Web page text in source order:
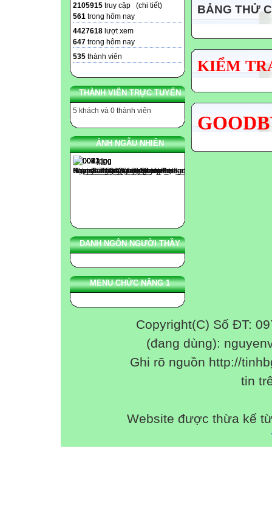
2105915 truy cập (chi tiết)
561 trong hôm nay
4427618 lượt xem
647 trong hôm nay
535 thành viên
THÀNH VIÊN TRỰC TUYẾN
5 khách và 0 thành viên
ẢNH NGẪU NHIÊN
DANH NGÔN NGƯỜI THẦY
MENU CHỨC NĂNG 1
BẢNG THỬ
KIỂM
Copyright(C) Số ĐT:
(đang dùng):
Ghi rõ nguồn http://
tin
Website được thừa kế